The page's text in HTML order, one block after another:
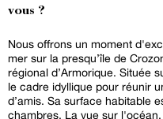
vous ?
Nous offrons un moment
mer sur la presqu’île de
régional d’Armorique. Située
le cadre idyllique pour réunir
d’amis. Sa surface habitable
chambres. La vue sur